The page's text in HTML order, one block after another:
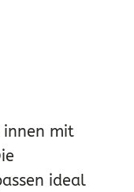
innen mit
ideal